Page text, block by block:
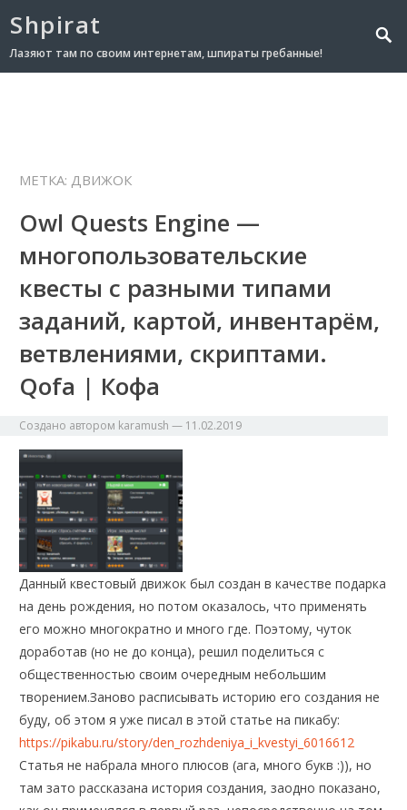
Shpirat
Лазяют там по своим интернетам, шпираты гребанные!
МЕТКА: ДВИЖОК
Owl Quests Engine —
многопользовательские
квесты с разными типами
заданий, картой, инвентарём,
ветвлениями, скриптами.
Qofa | Кофа
Создано автором karamush — 11.02.2019
Данный квестовый движок был создан в качестве подарка
на день рождения, но потом оказалось, что применять
его можно многократно и много где. Поэтому, чуток
доработав (но не до конца), решил поделиться с
общественностью своим очередным небольшим
творением.Заново расписывать историю его создания не
буду, об этом я уже писал в этой статье на пикабу:
https://pikabu.ru/story/den_rozhdeniya_i_kvestyi_6016612
Статья не набрала много плюсов (ага, много букв :)), но
там зато рассказана история создания, заодно показано,